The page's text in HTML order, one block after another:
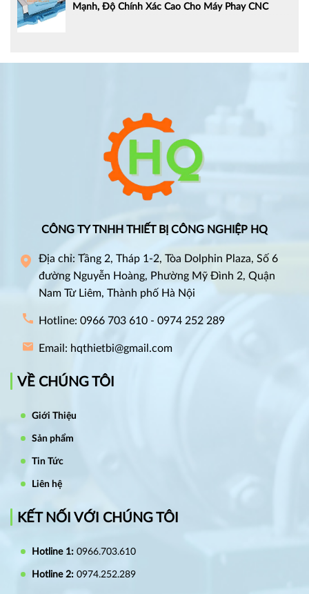
Mạnh, Độ Chính Xác Cao Cho Máy Phay CNC
CÔNG TY TNHH THIẾT BỊ CÔNG NGHIỆP HQ
Địa chỉ: Tầng 2, Tháp 1-2, Tòa Dolphin Plaza, Số 6
đường Nguyễn Hoàng, Phường Mỹ Đình 2, Quận
Nam Từ Liêm, Thành phố Hà Nội
Hotline: 0966 703 610 - 0974 252 289
Email: hqthietbi@gmail.com
VỀ CHÚNG TÔI
Giới Thiệu
Sản phẩm
Tin Tức
Liên hệ
KẾT NỐI VỚI CHÚNG TÔI
Hotline 1: 0966.703.610
Hotline 2: 0974.252.289